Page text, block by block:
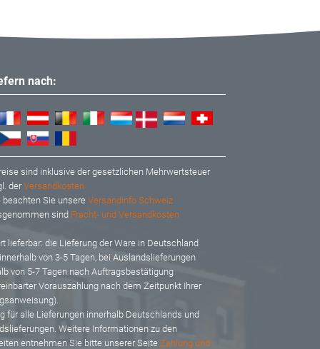
nach:
sind inklusive der gesetzlichen Mehrwertsteuer
derVersandkosten
Sie unsereVersandinfo Schweiz
sind Fracht- und Versandkosten
lieferbar: die Lieferung der Ware in Deutschland
von 3-5 Tagen, bei Auslandslieferungen
von 5-7 Tagen nach Auftragsbestätigung
Vorauszahlung nach dem Zeitpunkt Ihrer
für alle Lieferungen innerhalb Deutschlands und
Weitere Informationen zu den
entnehmen Sie bitte unserer Seite Zahlung und